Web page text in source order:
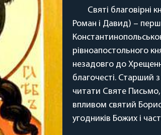
Святі благовірні
Роман і Давид) – перші
рівноапостольного
незадовго до
благочесті. Старший
читати Святе Письмо,
впливом святий
угодників Божих і